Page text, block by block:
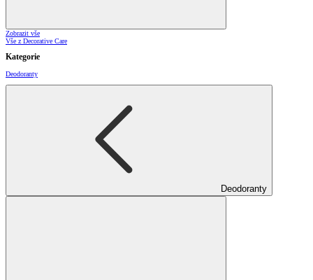
Zobrazit vše
Vše z Decorative Care
Kategorie
Deodoranty
Deodoranty